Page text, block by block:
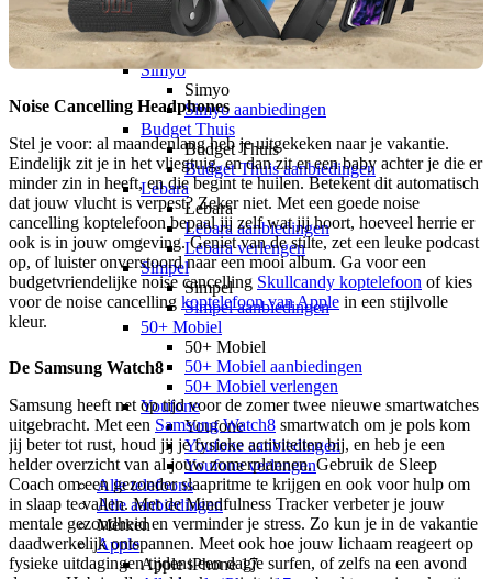
Ben
Ben aanbiedingen
Ben verlengen
Simyo
Simyo
Simyo aanbiedingen
Budget Thuis
Budget Thuis
Budget Thuis aanbiedingen
Lebara
Lebara
Lebara aanbiedingen
Lebara verlengen
Simpel
Simpel
Simpel aanbiedingen
50+ Mobiel
50+ Mobiel
50+ Mobiel aanbiedingen
50+ Mobiel verlengen
Youfone
Youfone
Youfone aanbiedingen
Youfone verlengen
Alle telefoons
Alle aanbiedingen
Merken
Apple
Apple iPhone 17
Noise Cancelling Headphones
Stel je voor: al maandenlang heb je uitgekeken naar je vakantie.
Eindelijk zit je in het vliegtuig, en dan zit er een baby achter je die er
minder zin in heeft, en die begint te huilen. Betekent dit automatisch
dat jouw vlucht is verpest? Zeker niet. Met een goede noise
cancelling koptelefoon bepaal jij zelf wat jij hoort, hoeveel herrie er
ook is in jouw omgeving. Geniet van de stilte, zet een leuke podcast
op, of luister onverstoord naar een mooi album. Ga voor een
budgetvriendelijke noise cancelling Skullcandy koptelefoon of kies
voor de noise cancelling koptelefoon van Apple in een stijlvolle
kleur.
De Samsung Watch8
Samsung heeft net op tijd voor de zomer twee nieuwe smartwatches
uitgebracht. Met een Samsung Watch8 smartwatch om je pols kom
jij beter tot rust, houd jij je fysieke activiteiten bij, en heb je een
helder overzicht van al jouw zomerplannen. Gebruik de Sleep
Coach om een gezonder slaapritme te krijgen en ook voor hulp om
in slaap te vallen. Met de Mindfulness Tracker verbeter je jouw
mentale gezondheid en verminder je stress. Zo kun je in de vakantie
daadwerkelijk ontspannen. Meet ook hoe jouw lichaam reageert op
fysieke uitdagingen tijdens een dagje surfen, of zelfs na een avond